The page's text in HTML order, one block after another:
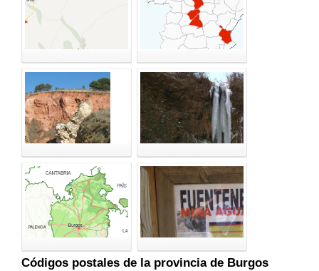
Códigos postales de la provincia de Burgos